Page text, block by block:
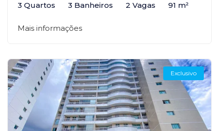
3 Quartos 3 Banheiros 2 Vagas 91 m²
Mais informações
Exclusivo